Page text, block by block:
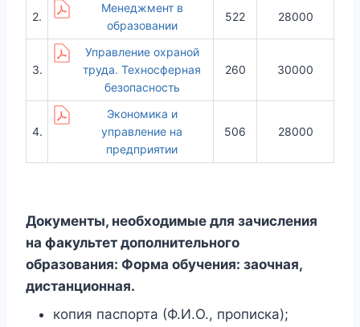
2.
Менеджмент в
образовании
522 28000
3.
Управление охраной
труда. Техносферная
безопасность
260 30000
4.
Экономика и
управление на
предприятии
506 28000
Документы, необходимые для зачисления
на факультет дополнительного
образования: Форма обучения: заочная,
дистанционная.
копия паспорта (Ф.И.О., прописка);